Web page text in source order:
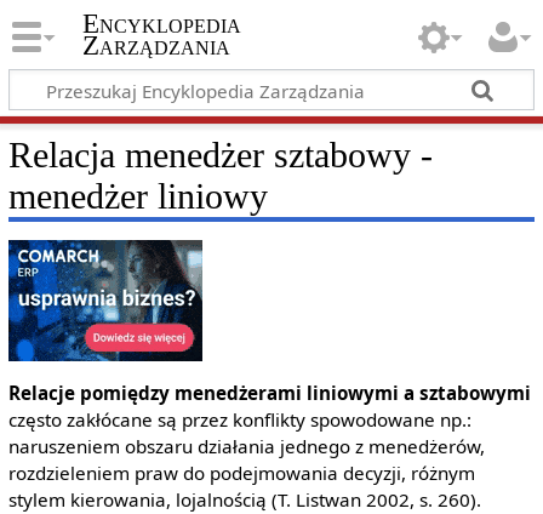
Encyklopedia
Zarządzania
Relacja menedżer sztabowy -
menedżer liniowy
Relacje pomiędzy menedżerami liniowymi a sztabowymi
często zakłócane są przez konflikty spowodowane np.:
naruszeniem obszaru działania jednego z menedżerów,
rozdzieleniem praw do podejmowania decyzji, różnym
stylem kierowania, lojalnością (T. Listwan 2002, s. 260).